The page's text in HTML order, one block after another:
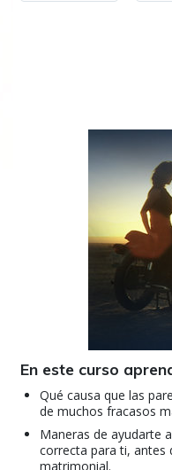
En este curso
Qué causa que las
de muchos fracasos
Maneras de ayudarte
correcta para ti, antes
matrimonial.